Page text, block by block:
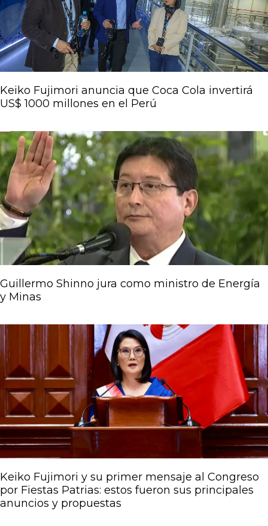
Keiko Fujimori anuncia que Coca Cola invertirá
US$ 1000 millones en el Perú
Guillermo Shinno jura como ministro de Energía
y Minas
Keiko Fujimori y su primer mensaje al Congreso
por Fiestas Patrias: estos fueron sus principales
anuncios y propuestas